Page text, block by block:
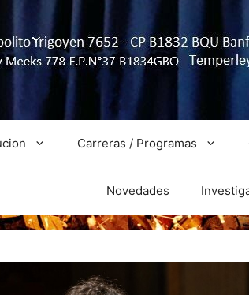
Carreras / Programas
Novedades